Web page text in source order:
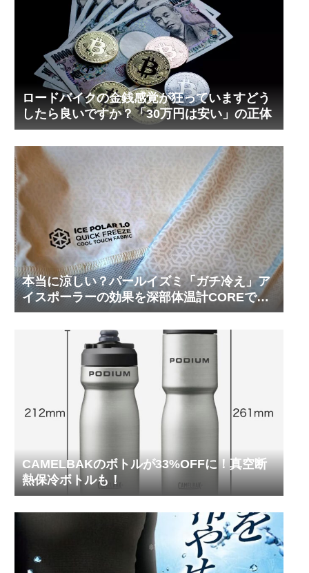
ロードバイクの金銭感覚が狂っていますどう
したら良いですか？「30万円は安い」の正体
本当に涼しい？パールイズミ「ガチ冷え」ア
イスポーラーの効果を深部体温計COREで測
ってみた
CAMELBAKのボトルが33%OFFに！真空断
熱保冷ボトルも！